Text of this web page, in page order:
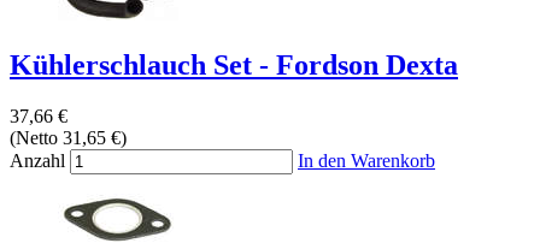
Kühlerschlauch Set - Fordson Dexta
37,66 €
(Netto 31,65 €)
Anzahl
In den Warenkorb